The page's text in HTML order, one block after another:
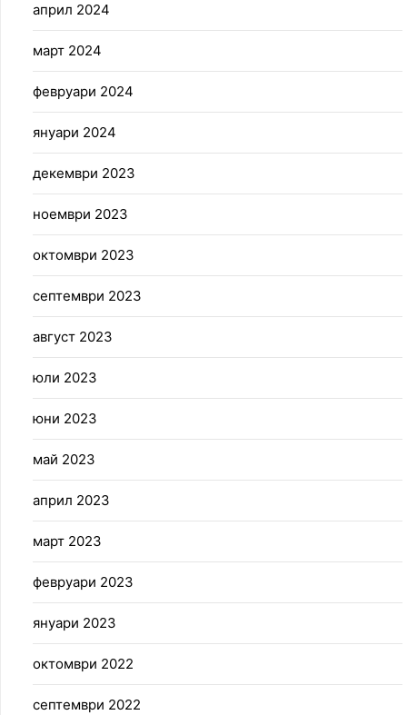
април 2024
март 2024
февруари 2024
януари 2024
декември 2023
ноември 2023
октомври 2023
септември 2023
август 2023
юли 2023
юни 2023
май 2023
април 2023
март 2023
февруари 2023
януари 2023
октомври 2022
септември 2022